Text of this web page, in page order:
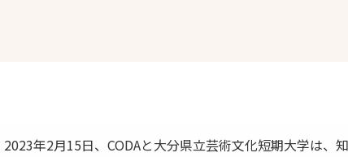
2023年2月15日、CODAと大分県立芸術文化短期大学は、